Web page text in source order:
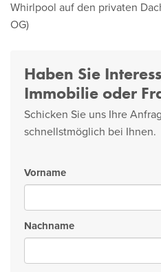
Whirlpool auf den privaten
OG)
Haben Sie
Immobilie oder
Schicken Sie uns Ihre
schnellstmöglich bei Ihnen.
Vorname
Nachname